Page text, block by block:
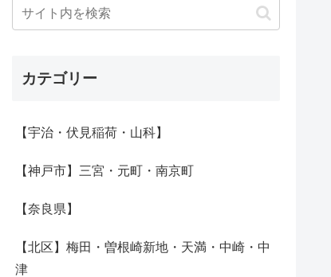
カテゴリー
【宇治・伏見稲荷・山科】
【神戸市】三宮・元町・南京町
【奈良県】
【北区】梅田・曽根崎新地・天満・中崎・中
津